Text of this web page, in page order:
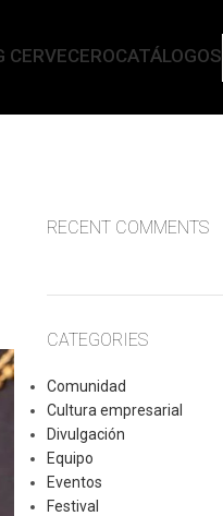
CERVECEROCATÁLOGOS
RECENT COMMENTS
CATEGORIES
Comunidad
Cultura empresarial
Divulgación
Equipo
Eventos
Festival